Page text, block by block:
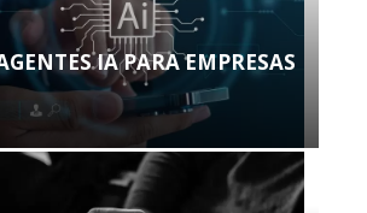
IA PARA EMPRESAS